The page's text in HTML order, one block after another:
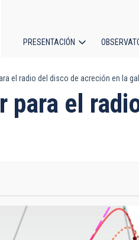
principal
PRESENTACIÓN
el radio del disco de acreción en la
para el